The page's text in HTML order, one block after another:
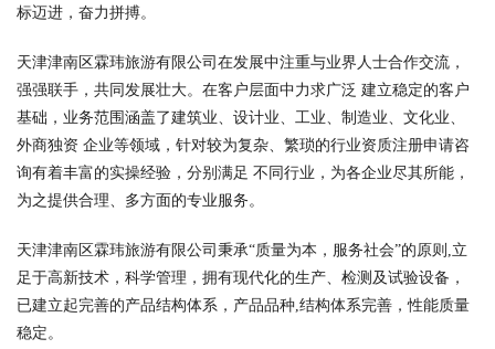
标迈进，奋力拼搏。
天津津南区霖玮旅游有限公司在发展中注重与业界人士合作交流，
强强联手，共同发展壮大。在客户层面中力求广泛 建立稳定的客户
基础，业务范围涵盖了建筑业、设计业、工业、制造业、文化业、
外商独资 企业等领域，针对较为复杂、繁琐的行业资质注册申请咨
询有着丰富的实操经验，分别满足 不同行业，为各企业尽其所能，
为之提供合理、多方面的专业服务。
天津津南区霖玮旅游有限公司秉承“质量为本，服务社会”的原则,立
足于高新技术，科学管理，拥有现代化的生产、检测及试验设备，
已建立起完善的产品结构体系，产品品种,结构体系完善，性能质量
稳定。